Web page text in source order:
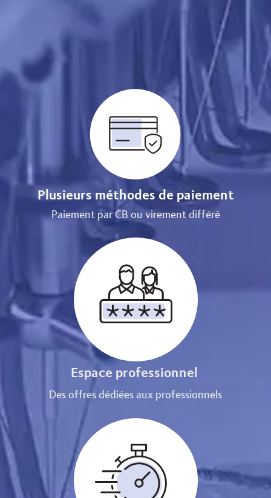
Plusieurs méthodes de paiement
Paiement par CB ou virement différé
Espace professionnel
Des offres dédiées aux professionnels